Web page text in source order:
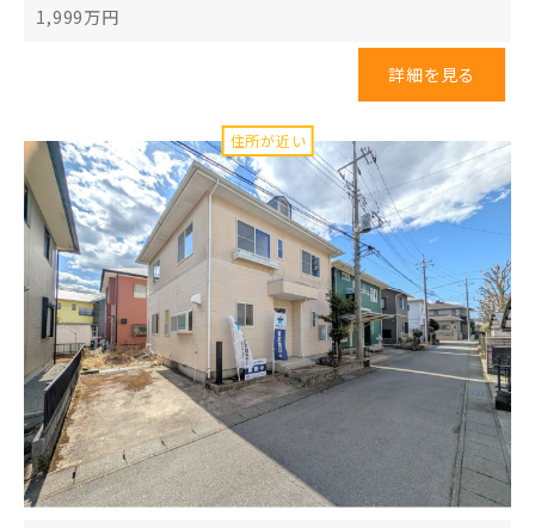
1,999万円
詳細を見る